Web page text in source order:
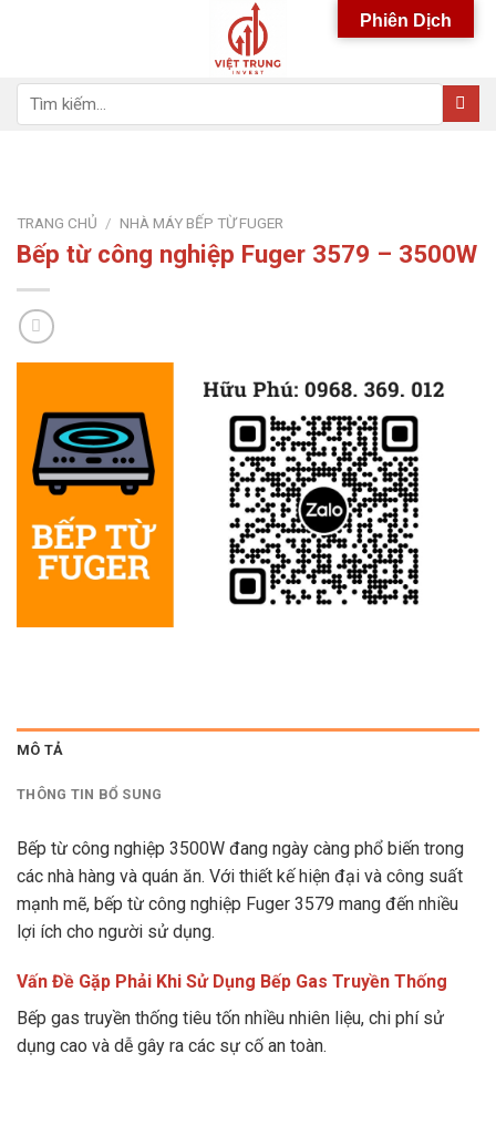
kiếm:
TRANG CHỦ / NHÀ MÁY BẾP TỪ FUGER
Bếp từ công nghiệp Fuger 3579 – 3500W
MÔ TẢ
THÔNG TIN BỔ SUNG
Bếp từ công nghiệp 3500W đang ngày càng phổ biến trong
các nhà hàng và quán ăn. Với thiết kế hiện đại và công suất
mạnh mẽ, bếp từ công nghiệp Fuger 3579 mang đến nhiều
lợi ích cho người sử dụng.
Vấn Đề Gặp Phải Khi Sử Dụng Bếp Gas Truyền Thống
Bếp gas truyền thống tiêu tốn nhiều nhiên liệu, chi phí sử
dụng cao và dễ gây ra các sự cố an toàn.
Phiên Dịch